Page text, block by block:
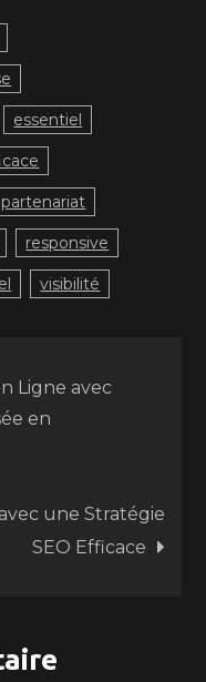
essentiel
partenariat
responsive
visibilité
Ligne avec
en
une Stratégie
SEO Efficace